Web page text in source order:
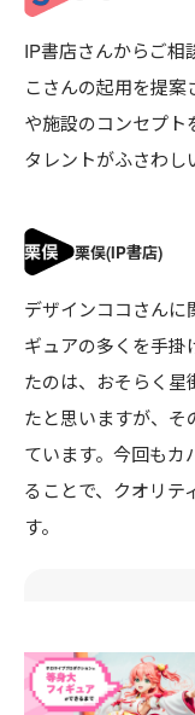
IP書店さんからご相
こさんの起用を提
や施設のコンセプト
タレントがふさわし
デザインココさんに
ギュアの多くを手掛
たのは、おそらく星
たと思いますが、そ
ています。今回もカ
ることで、クオリテ
す。